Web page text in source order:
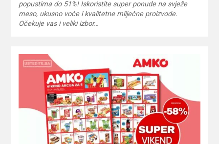
popustima do 51%! Iskoristite super ponude na svježe
meso, ukusno voće i kvalitetne mliječne proizvode.
Očekuje vas i veliki izbor…